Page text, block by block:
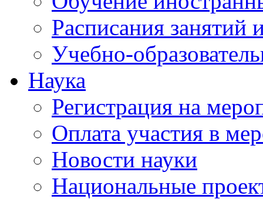
Расписания занятий
Учебно-
Наука
Регистрация на
Оплата участия в
Новости науки
Национальные